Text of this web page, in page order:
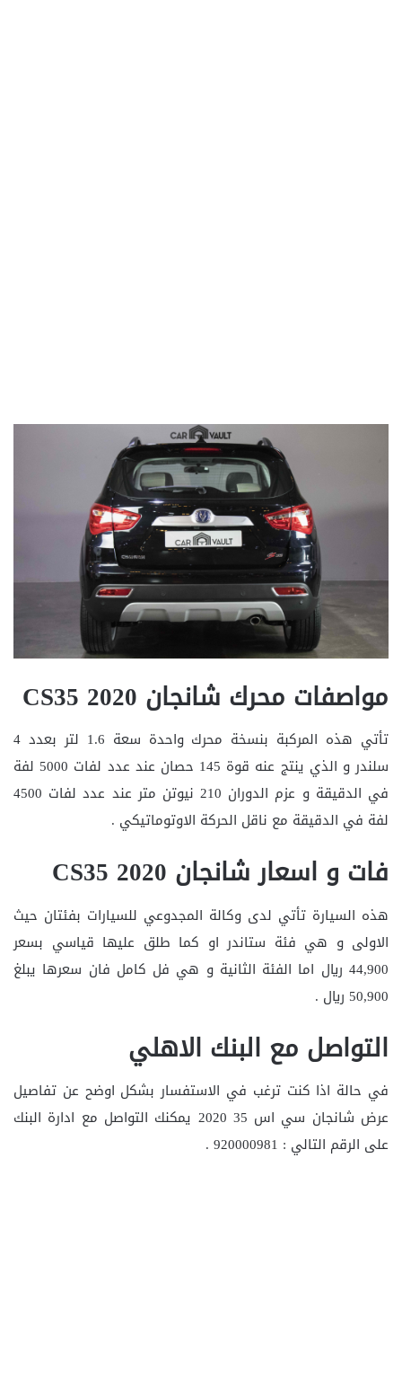
مواصفات محرك شانجان CS35 2020
تأتي هذه المركبة بنسخة محرك واحدة سعة 1.6 لتر بعدد 4
سلندر و الذي ينتج عنه قوة 145 حصان عند عدد لفات 5000 لفة
في الدقيقة و عزم الدوران 210 نيوتن متر عند عدد لفات 4500
لفة في الدقيقة مع ناقل الحركة الاوتوماتيكي .
فات و اسعار شانجان CS35 2020
هذه السيارة تأتي لدى وكالة المجدوعي للسيارات بفئتان حيث
الاولى و هي فئة ستاندر او كما طلق عليها قياسي بسعر
44,900 ريال اما الفئة الثانية و هي فل كامل فان سعرها يبلغ
50,900 ريال .
التواصل مع البنك الاهلي
في حالة اذا كنت ترغب في الاستفسار بشكل اوضح عن تفاصيل
عرض شانجان سي اس 35 2020 يمكنك التواصل مع ادارة البنك
على الرقم التالي : 920000981 .